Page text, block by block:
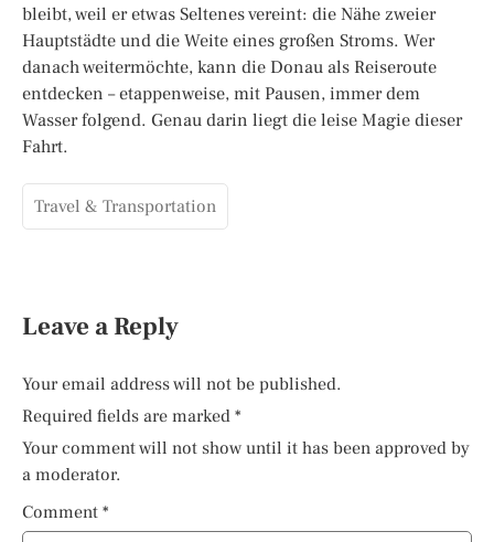
bleibt, weil er etwas Seltenes vereint: die Nähe zweier
Hauptstädte und die Weite eines großen Stroms. Wer
danach weitermöchte, kann die Donau als Reiseroute
entdecken – etappenweise, mit Pausen, immer dem
Wasser folgend. Genau darin liegt die leise Magie dieser
Fahrt.
Travel & Transportation
Leave a Reply
Your email address will not be published.
Required fields are marked *
Your comment will not show until it has been approved by
a moderator.
Comment *